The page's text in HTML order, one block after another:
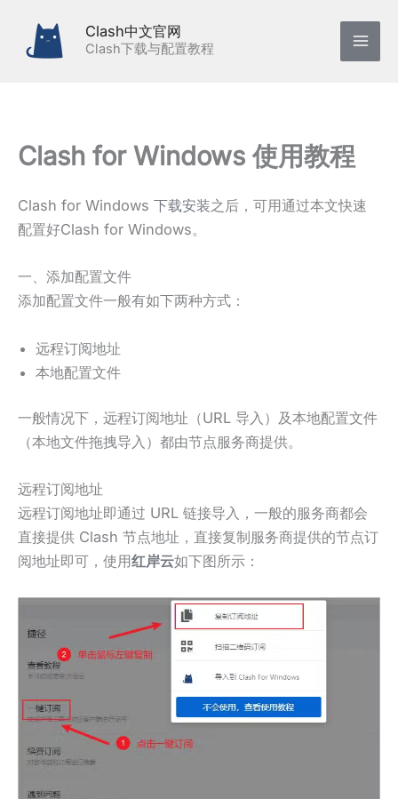
Clash中文官网
Clash下载与配置教程
Clash for Windows 使用教程
Clash for Windows 下载安装之后，可用通过本文快速
配置好Clash for Windows。
一、添加配置文件
添加配置文件一般有如下两种方式：
远程订阅地址
本地配置文件
一般情况下，远程订阅地址（URL 导入）及本地配置文件
（本地文件拖拽导入）都由节点服务商提供。
远程订阅地址
远程订阅地址即通过 URL 链接导入，一般的服务商都会
直接提供 Clash 节点地址，直接复制服务商提供的节点订
阅地址即可，使用红岸云如下图所示：